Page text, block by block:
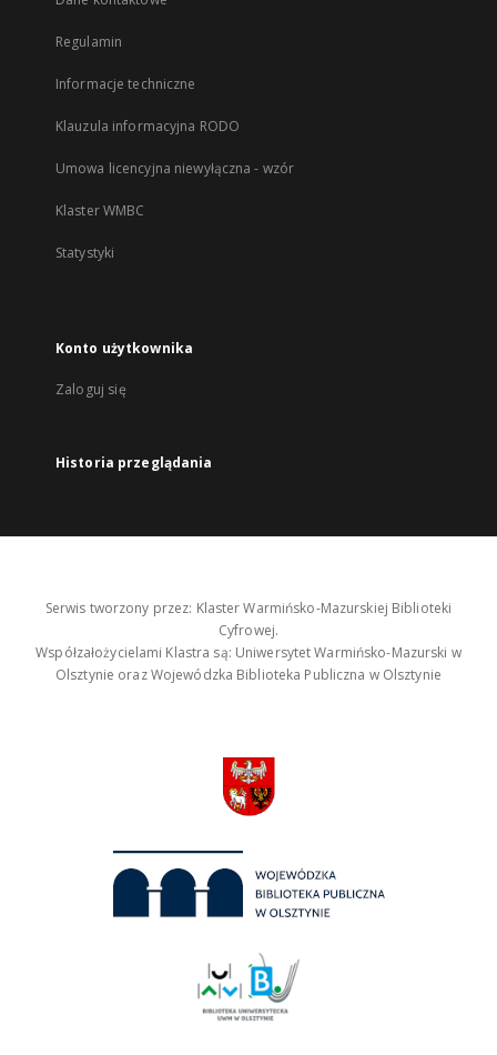
Regulamin
Informacje techniczne
Klauzula informacyjna RODO
Umowa licencyjna niewyłączna - wzór
Klaster WMBC
Statystyki
Konto użytkownika
Zaloguj się
Historia przeglądania
Serwis tworzony przez: Klaster Warmińsko-Mazurskiej Biblioteki
Cyfrowej.
Współzałożycielami Klastra są: Uniwersytet Warmińsko-Mazurski w
Olsztynie oraz Wojewódzka Biblioteka Publiczna w Olsztynie